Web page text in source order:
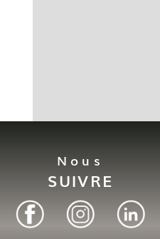
Nous
SUIVRE